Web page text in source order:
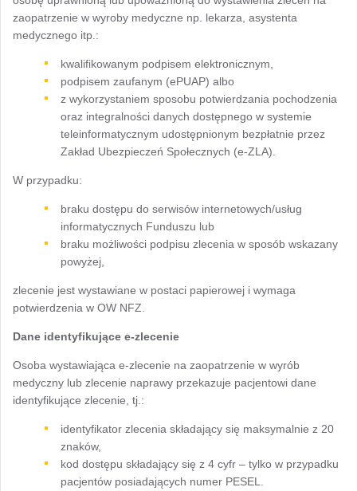
zaopatrzenie w wyroby medyczne np. lekarza, asystenta
medycznego itp.:
kwalifikowanym podpisem elektronicznym,
podpisem zaufanym (ePUAP) albo
z wykorzystaniem sposobu potwierdzania pochodzenia
oraz integralności danych dostępnego w systemie
teleinformatycznym udostępnionym bezpłatnie przez
Zakład Ubezpieczeń Społecznych (e-ZLA).
W przypadku:
braku dostępu do serwisów internetowych/usług
informatycznych Funduszu lub
braku możliwości podpisu zlecenia w sposób wskazany
powyżej,
zlecenie jest wystawiane w postaci papierowej i wymaga
potwierdzenia w OW NFZ.
Dane identyfikujące e-zlecenie
Osoba wystawiająca e-zlecenie na zaopatrzenie w wyrób
medyczny lub zlecenie naprawy przekazuje pacjentowi dane
identyfikujące zlecenie, tj.:
identyfikator zlecenia składający się maksymalnie z 20
znaków,
kod dostępu składający się z 4 cyfr – tylko w przypadku
pacjentów posiadających numer PESEL.